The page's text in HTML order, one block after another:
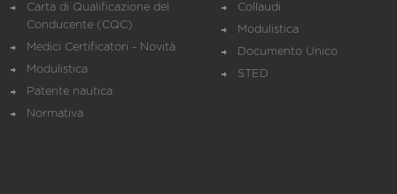
Carta di Qualificazione del
Conducente (CQC)
Medici Certificatori - Novità
Modulistica
Patente nautica
Normativa
Collaudi
Modulistica
Documento Unico
STED